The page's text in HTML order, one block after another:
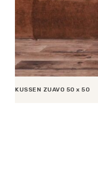
KUSSEN ZUAVO 50 x 50